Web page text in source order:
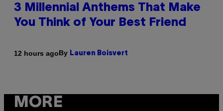
3 Millennial Anthems That Make
You Think of Your Best Friend
12 hours agoBy Lauren Boisvert
MORE